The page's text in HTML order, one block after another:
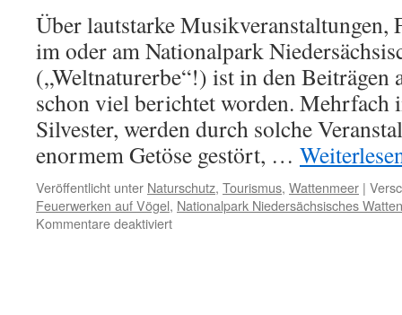
Über lautstarke Musikveranstaltungen,
im oder am Nationalpark
(„Weltnaturerbe“!) ist in den Beiträgen
schon viel berichtet worden. Mehrfach
Silvester, werden durch solche
enormem Getöse gestört, …
Veröffentlicht unter Naturschutz, Tourismus, Wattenmeer |
Feuerwerken auf Vögel, Nationalpark Niedersächsisches
Kommentare deaktiviertfür